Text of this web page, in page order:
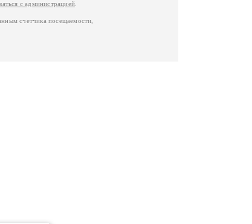
с администрацией
счетчика посещаемости,